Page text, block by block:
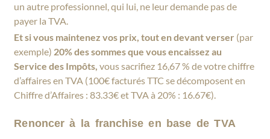
un autre professionnel, qui lui, ne leur demande pas de
payer la TVA.
Et si vous maintenez vos prix, tout en devant verser (par
exemple) 20% des sommes que vous encaissez au
Service des Impôts, vous sacrifiez 16,67 % de votre chiffre
d’affaires en TVA (100€ facturés TTC se décomposent en
Chiffre d’Affaires : 83.33€ et TVA à 20% : 16.67€).
Renoncer à la franchise en base de TVA